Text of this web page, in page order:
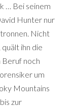
… Bei seinem
Hunter nur
Nicht
ihn die
Beruf noch
um
Mountains
zur